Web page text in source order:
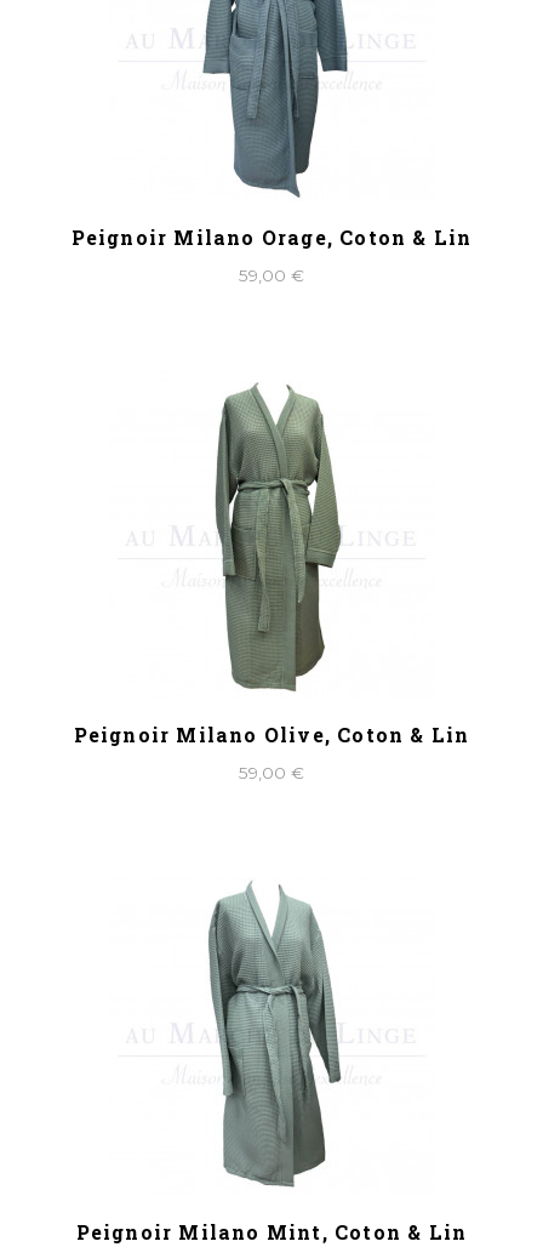
Peignoir Milano Orage, Coton & Lin
59,00 €
Peignoir Milano Olive, Coton & Lin
59,00 €
Peignoir Milano Mint, Coton & Lin